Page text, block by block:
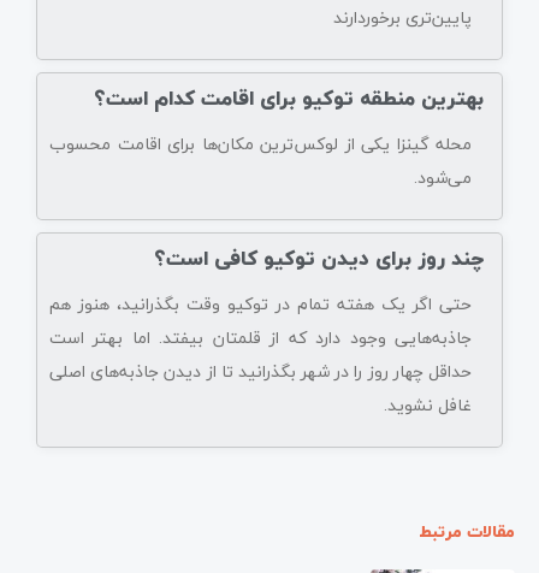
پایین‌تری برخوردارند
بهترین منطقه توکیو برای اقامت کدام است؟
محله گینزا یکی از لوکس‌ترین مکان‌ها برای اقامت محسوب
می‌شود.
چند روز برای دیدن توکیو کافی است؟
حتی اگر یک هفته تمام در توکیو وقت بگذرانید، هنوز هم
جاذبه‌هایی وجود دارد که از قلمتان بیفتد. اما بهتر است
حداقل چهار روز را در شهر بگذرانید تا از دیدن جاذبه‌های اصلی
غافل نشوید.
مقالات مرتبط